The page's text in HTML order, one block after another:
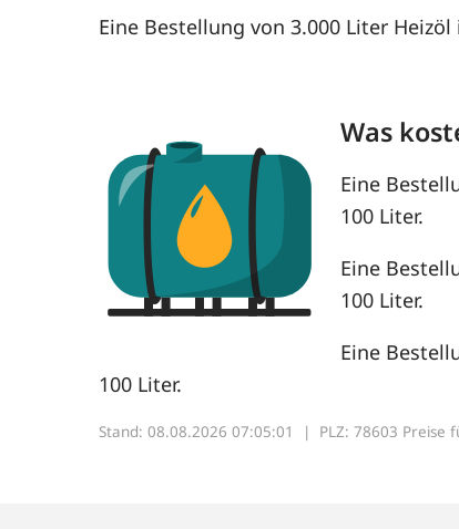
Eine Bestellung von 3.000 Liter
Was
Eine
100 Liter.
Eine
100 Liter.
Eine
100 Liter.
Stand: 08.08.2026 07:05:01 | PLZ: 78603 Preise